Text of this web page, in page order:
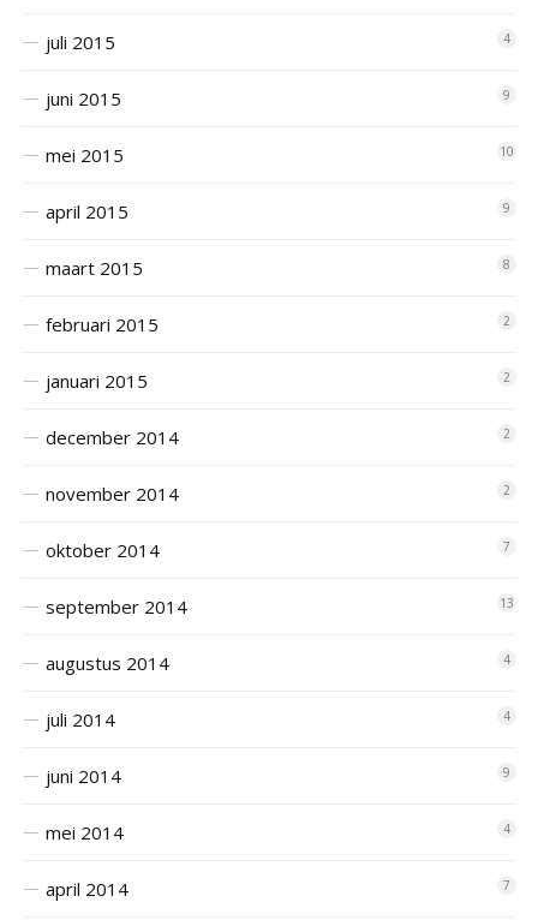
juli 2015 4
juni 2015 9
mei 2015 10
april 2015 9
maart 2015 8
februari 2015 2
januari 2015 2
december 2014 2
november 2014 2
oktober 2014 7
september 2014 13
augustus 2014 4
juli 2014 4
juni 2014 9
mei 2014 4
april 2014 7